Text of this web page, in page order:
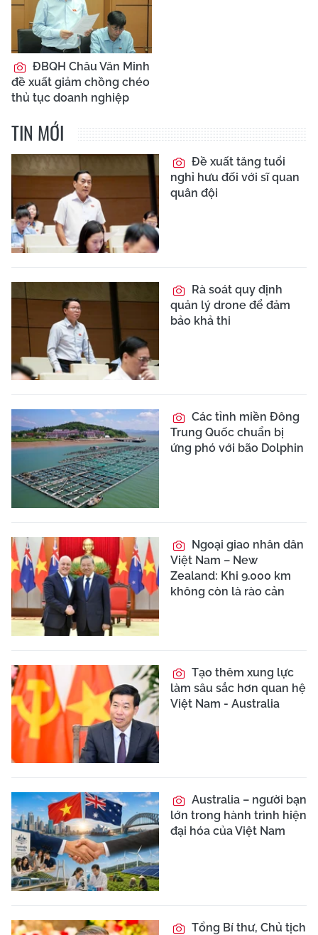
ĐBQH Châu Văn Minh
đề xuất giảm chồng chéo
thủ tục doanh nghiệp
TIN MỚI
Đề xuất tăng tuổi
nghỉ hưu đối với sĩ quan
quân đội
Rà soát quy định
quản lý drone để đảm
bảo khả thi
Các tỉnh miền Đông
Trung Quốc chuẩn bị
ứng phó với bão Dolphin
Ngoại giao nhân dân
Việt Nam – New
Zealand: Khi 9.000 km
không còn là rào cản
Tạo thêm xung lực
làm sâu sắc hơn quan hệ
Việt Nam - Australia
Australia – người bạn
lớn trong hành trình hiện
đại hóa của Việt Nam
Tổng Bí thư, Chủ tịch